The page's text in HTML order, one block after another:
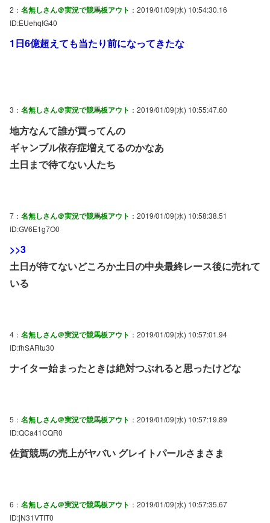
2： 名無しさん＠実況で競馬板アウト ：2019/01/09(水) 10:54:30.16
ID:EUehqIG40
1日6億超えても当たり前になってきたな
3： 名無しさん＠実況で競馬板アウト ：2019/01/09(水) 10:55:47.60
地方なんて誰が買ってんの
ギャンブル依存症増えてるのかなあ
土日まで待てない人たち
7： 名無しさん＠実況で競馬板アウト ：2019/01/09(水) 10:58:38.51
ID:GV6E1g7O0
>>3
土日が待てないどころか土日の中央最終レース後に売れて
いる
4： 名無しさん＠実況で競馬板アウト ：2019/01/09(水) 10:57:01.94
ID:fhSARtu30
ナイター始まったときは絶対つぶれると思ったけどな
5： 名無しさん＠実況で競馬板アウト ：2019/01/09(水) 10:57:19.89
ID:QCa41CQR0
佐賀競馬の売上がヤバい グレイトパールさまさま
6： 名無しさん＠実況で競馬板アウト ：2019/01/09(水) 10:57:35.67
ID:jN31VTIT0